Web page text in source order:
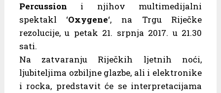
Percussion i njihov multimedijalni
spektakl ‘Oxygene‘, na Trgu Riječke
rezolucije, u petak 21. srpnja 2017. u 21.30
sati.
Na zatvaranju Riječkih ljetnih noći,
ljubiteljima ozbiljne glazbe, ali i elektronike
i rocka, predstavit će se interpretacijama